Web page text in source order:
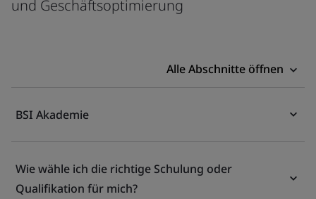
und Geschäftsoptimierung
Alle Abschnitte öffnen
BSI Akademie
Wie wähle ich die richtige Schulung oder
Qualifikation für mich?